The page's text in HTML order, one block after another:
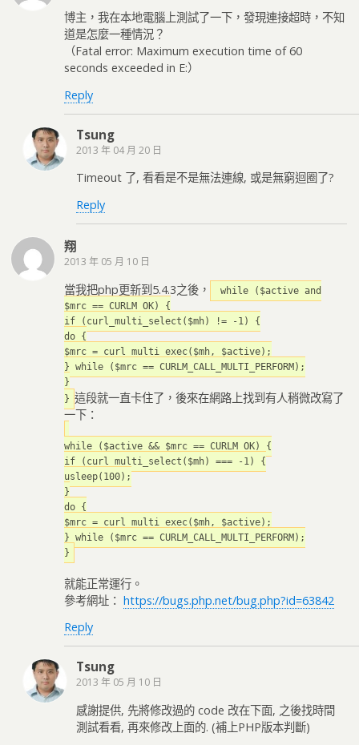
博主，我在本地電腦上測試了一下，發現連接超時，不知
道是怎麼一種情況？
（Fatal error: Maximum execution time of 60
seconds exceeded in E:）
Reply
Tsung
2013 年 04 月 20 日
Timeout 了, 看看是不是無法連線, 或是無窮迴圈了?
Reply
翔
2013 年 05 月 10 日
當我把php更新到5.4.3之後，
while ($active and
$mrc == CURLM_OK) {
if (curl_multi_select($mh) != -1) {
do {
$mrc = curl_multi_exec($mh, $active);
} while ($mrc == CURLM_CALL_MULTI_PERFORM);
}
} 這段就一直卡住了，後來在網路上找到有人稍微改寫了
一下：
while ($active && $mrc == CURLM_OK) {
if (curl_multi_select($mh) === -1) {
usleep(100);
}
do {
$mrc = curl_multi_exec($mh, $active);
} while ($mrc == CURLM_CALL_MULTI_PERFORM);
}
就能正常運行。
參考網址： https://bugs.php.net/bug.php?id=63842
Reply
Tsung
2013 年 05 月 10 日
感謝提供, 先將修改過的 code 改在下面, 之後找時間
測試看看, 再來修改上面的. (補上PHP版本判斷)